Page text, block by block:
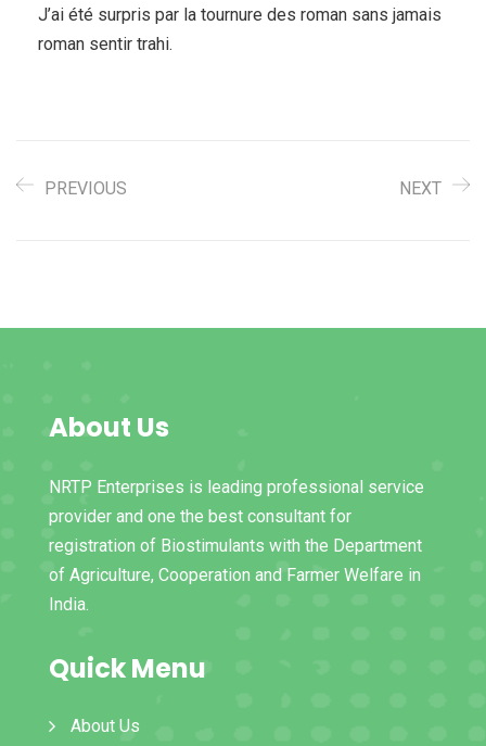
J’ai été surpris par la tournure des roman sans jamais
roman sentir trahi.
PREVIOUS NEXT
About Us
NRTP Enterprises is leading professional service
provider and one the best consultant for
registration of Biostimulants with the Department
of Agriculture, Cooperation and Farmer Welfare in
India.
Quick Menu
About Us